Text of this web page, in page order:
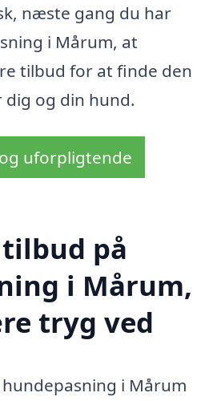
næste gang du har
i Mårum, at
tilbud for at finde den
og din hund.
uforpligtende
på
i Mårum,
tryg ved
i Mårum